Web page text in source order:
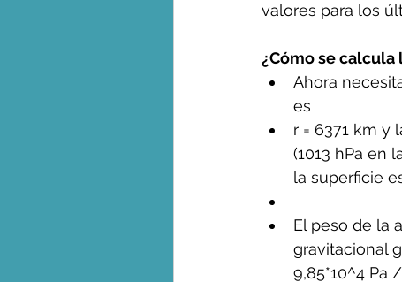
valores para los
¿Cómo se calcula
Ahora
es
r = 6371 km y
(1013 hPa en
la superficie
El peso de la
gravitacional
9,85*10^4 Pa